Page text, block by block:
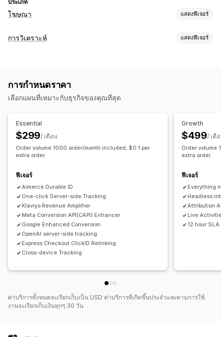
ประเภท
โฆษณา แสดงฟีเจอร์
การกำหนดเป้าหมาย
การจัดการแคมเปญ
การจัดการพิกเซล
การติดตามคอนเวอร์ชัน
การระบุแหล่งที่มาของ UTM
การวิเคราะห์ แสดงฟีเจอร์
การติดตามเหตุการณ์
การตลาดและการขาย
ภาพและรายงาน
แดชบอร์ดการวิเคราะห์
รายงานที่กำหนดเอง
การส่งออกข้อมูล
การกำหนดราคา
เลือกแผนที่เหมาะกับธุรกิจของคุณที่สุด
Essential
$299/ เดือน
Order volume 1000 order/month included, $0.1 per
extra order.
ฟีเจอร์
Aimerce Durable ID
One-click Server-side Tracking
Klaviyo Revenue Amplifier
Meta Conversion API(CAPI) Enhancer
Google Enhanced Conversion
OpenAI server-side tracking
Express Checkout ClickID Relinking
Cross-device Tracking
Growth
$499/ เดื
Order volume
extra order.
ฟีเจอร์
Everything
Headless
Attribution
Live
12 hour
ค่าบริการทั้งหมดจะเรียกเก็บเป็น USD ค่าบริการที่เกิดขึ้นประจำและตามการใช้
งานจะเรียกเก็บเงินทุกๆ 30 วัน